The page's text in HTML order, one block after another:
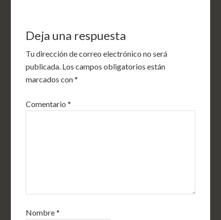
Deja una respuesta
Tu dirección de correo electrónico no será
publicada. Los campos obligatorios están
marcados con*
Comentario*
Nombre*